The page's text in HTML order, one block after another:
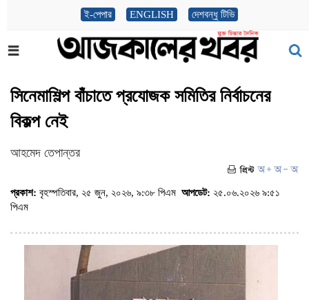
ই-পেপার ENGLISH দেশবন্ধু টিভি
সিনেমাশিল্প বাঁচাতে প্রযোজক সমিতির নির্বাচনের
বিকল্প নেই
আহমেদ তেপান্তর
প্রকাশ: বৃহস্পতিবার, ২৫ জুন, ২০২৬, ৯:৩৮ পিএম আপডেট: ২৫.০৬.২০২৬ ৯:৫১
পিএম